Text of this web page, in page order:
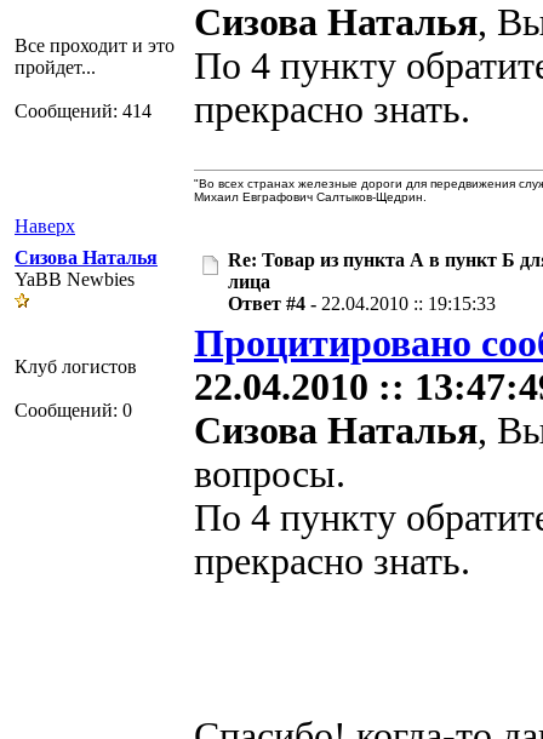
Все проходит и это
пройдет...
Сообщений: 414
Сизова Наталья,
По 4 пункту
прекрасно знать.
Наверх
"Во всех странах железные дороги для передвижения
Михаил Евграфович Салтыков-Щедрин.
Сизова Наталья
YaBB Newbies
Клуб логистов
Сообщений: 0
Re: Товар из пункта А в пункт Б
лица
Ответ #4 - 22.04.2010 :: 19:15:33
Процитировано
22.04.2010 ::
Сизова Наталья,
вопросы.
По 4 пункту
прекрасно знать.